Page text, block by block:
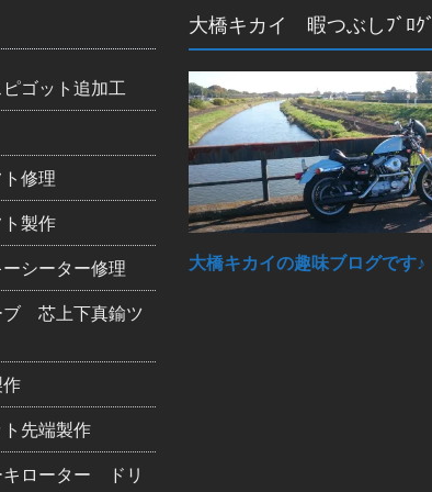
ゴット追加工
修理
製作
シーター修理
ブ 芯上下真鍮ツ
先端製作
キローター ドリ
大橋キカイ 暇つぶしﾌﾞﾛｸﾞ
大橋キカイの趣味ブログです♪